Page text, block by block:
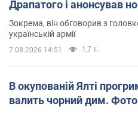
Драпатого і анонсував
Зокрема, він обговорив з
українській армії
7.08.2026 14:51 1,7 т.
В окупованій Ялті
валить чорний дим. Фото